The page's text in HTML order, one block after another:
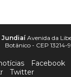
Jundiaí Avenida da
Botânico - CEP 13214-
Facebook
Twitter